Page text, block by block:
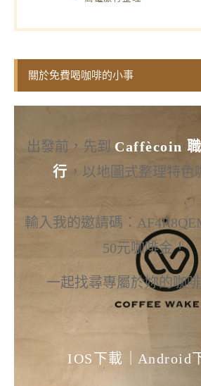
關於免費喝咖啡的小事
出發前，先到 Caffècoin
行 ，以地圖式整理特色
輸入我的邀請碼：
50元咖啡金！
一起找尋專屬於妳的咖啡
IOS下載 Android